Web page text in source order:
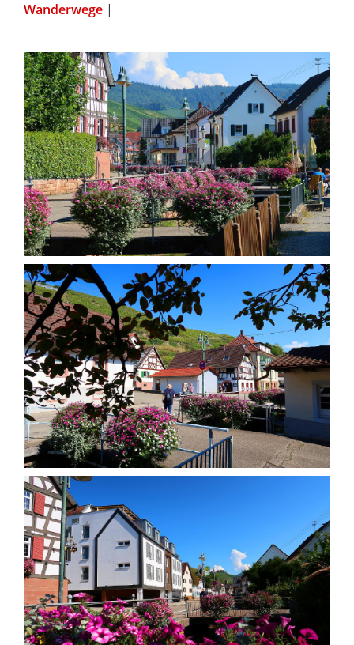
Wanderwege |